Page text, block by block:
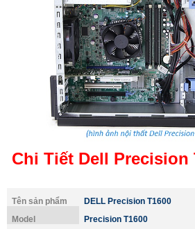
Chi Tiết Dell Precision
Tên sản phẩm
DELL Precision T1600
Model
Precision T1600